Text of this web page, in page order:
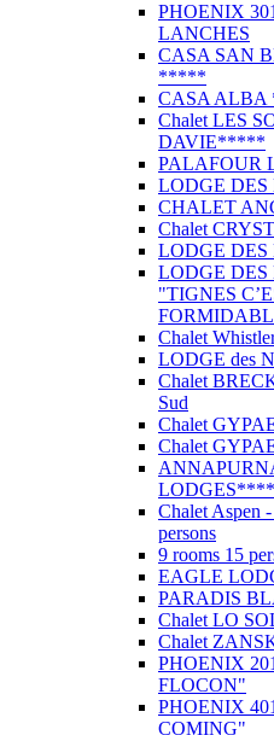
PHOENIX
LANCHES
CASA SAN
*****
CASA
Chalet LES
DAVIE*****
PALAFOUR
LODGE DES
CHALET
Chalet
LODGE DES
LODGE DES
"TIGNES
Chalet
LODGE des
Chalet
Sud
Chalet
Chalet
Chalet Aspen
persons
9 rooms 15
EAGLE
PARADIS
Chalet LO
Chalet
PHOENIX
FLOCON"
PHOENIX
COMING"